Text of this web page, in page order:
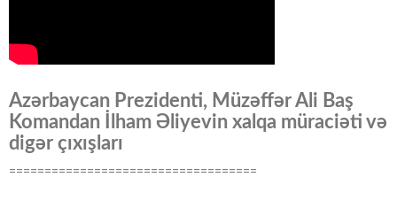
Azərbaycan Prezidenti, Müzəffər Ali Baş
Komandan İlham Əliyevin xalqa müraciəti və
digər çıxışları
===================================